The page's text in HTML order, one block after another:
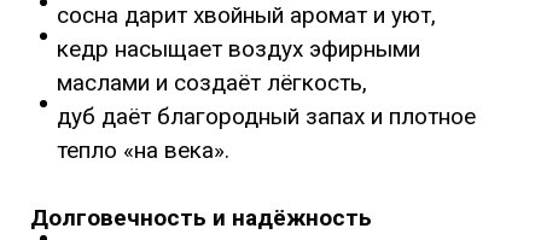
сосна дарит хвойный аромат и уют,
кедр насыщает воздух эфирными
маслами и создаёт лёгкость,
дуб даёт благородный запах и плотное
тепло «на века».
Долговечность и надёжность